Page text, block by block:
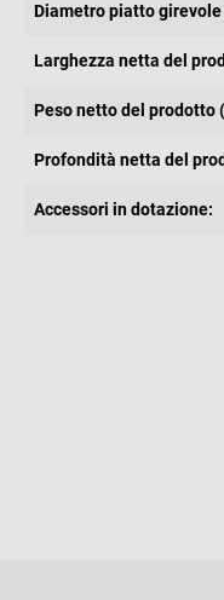
Diametro piatto girevole
Larghezza netta del
Peso netto del prodotto
Profondità netta del
Accessori in dotazione: